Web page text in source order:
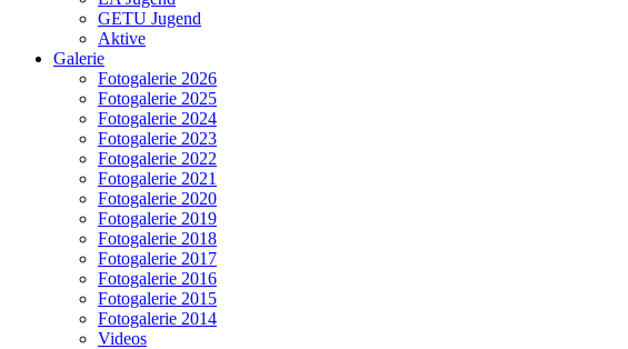
GETU Jugend
Aktive
Galerie
Fotogalerie 2026
Fotogalerie 2025
Fotogalerie 2024
Fotogalerie 2023
Fotogalerie 2022
Fotogalerie 2021
Fotogalerie 2020
Fotogalerie 2019
Fotogalerie 2018
Fotogalerie 2017
Fotogalerie 2016
Fotogalerie 2015
Fotogalerie 2014
Videos